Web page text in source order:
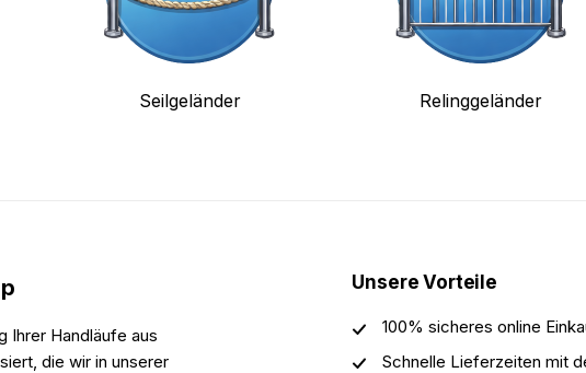
Seilgeländer Relinggeländer
Ihrer Handläufe aus
die wir in unserer
Unsere Vorteile
100% sicheres online
Schnelle Lieferzeiten mit